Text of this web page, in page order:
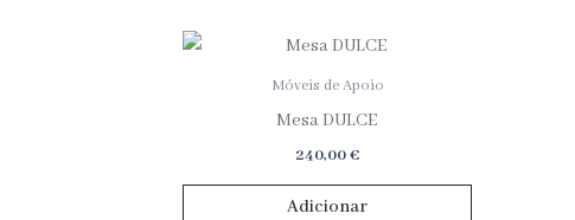
Móveis de Apoio
Mesa DULCE
240,00€
Adicionar